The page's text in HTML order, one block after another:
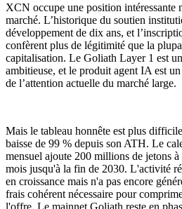
XCN occupe une position intéressante
marché. L’historique du soutien
développement de dix ans, et
confèrent plus de légitimité que la
capitalisation. Le Goliath Layer 1 est
ambitieuse, et le produit agent IA est
de l’attention actuelle du marché large.
Mais le tableau honnête est plus
baisse de 99 % depuis son ATH. Le
mensuel ajoute 200 millions de jetons
mois jusqu'à la fin de 2030. L'activité
en croissance mais n'a pas encore
frais cohérent nécessaire pour
l'offre. Le mainnet Goliath reste en